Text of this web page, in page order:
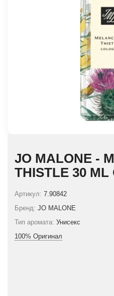
JO MALONE -
THISTLE 30
Артикул: 7.90842
Бренд: JO MALONE
Тип аромата: Унисекс
100% Оригинал